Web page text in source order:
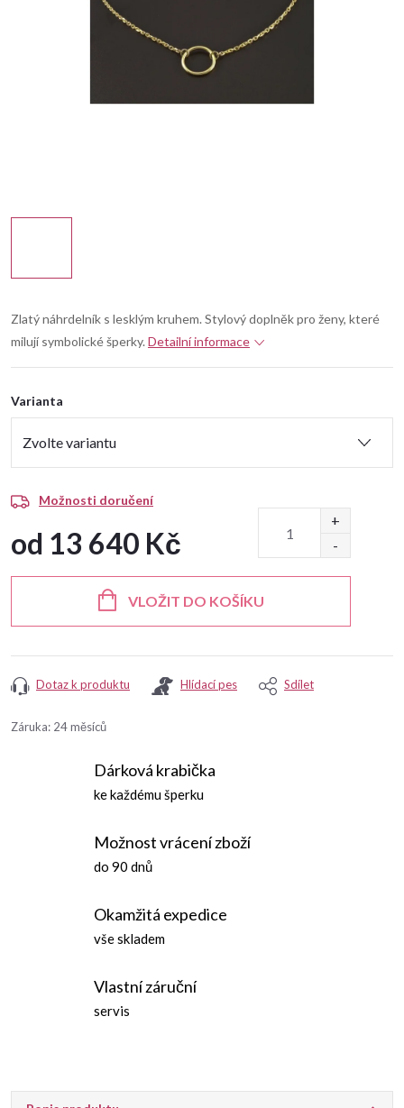
Zlatý náhrdelník s lesklým kruhem. Stylový doplněk pro ženy, které
milují symbolické šperky. Detailní informace
Varianta
Možnosti doručení
od 13 640 Kč
VLOŽIT DO KOŠÍKU
Dotaz k produktu Hlídací pes Sdílet
Záruka: 24 měsíců
Dárková krabička
ke každému šperku
Možnost vrácení zboží
do 90 dnů
Okamžitá expedice
vše skladem
Vlastní záruční
servis